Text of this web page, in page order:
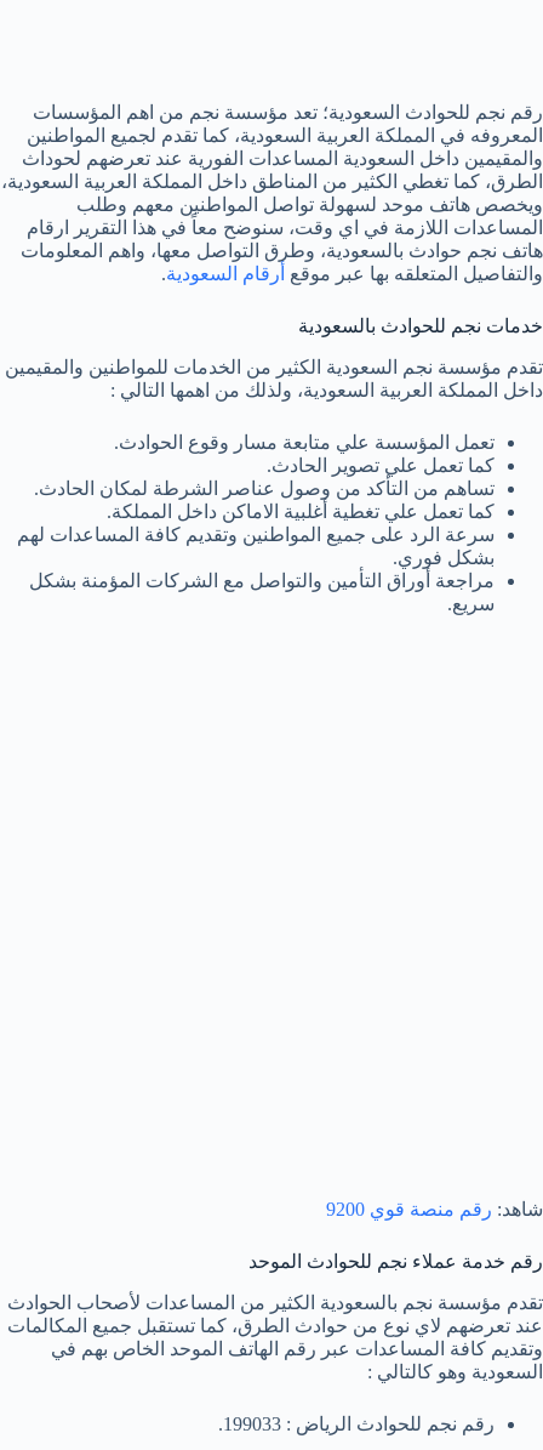
رقم نجم للحوادث السعودية؛ تعد مؤسسة نجم من اهم المؤسسات
المعروفه في المملكة العربية السعودية، كما تقدم لجميع المواطنين
والمقيمين داخل السعودية المساعدات الفورية عند تعرضهم لحوداث
الطرق، كما تغطي الكثير من المناطق داخل المملكة العربية السعودية،
ويخصص هاتف موحد لسهولة تواصل المواطنين معهم وطلب
المساعدات اللازمة في اي وقت، سنوضح معاً في هذا التقرير ارقام
هاتف نجم حوادث بالسعودية، وطرق التواصل معها، واهم المعلومات
والتفاصيل المتعلقه بها عبر موقع أرقام السعودية.
خدمات نجم للحوادث بالسعودية
تقدم مؤسسة نجم السعودية الكثير من الخدمات للمواطنين والمقيمين
داخل المملكة العربية السعودية، ولذلك من اهمها التالي :
تعمل المؤسسة علي متابعة مسار وقوع الحوادث.
كما تعمل علي تصوير الحادث.
تساهم من التأكد من وصول عناصر الشرطة لمكان الحادث.
كما تعمل علي تغطية أغلبية الاماكن داخل المملكة.
سرعة الرد على جميع المواطنين وتقديم كافة المساعدات لهم
بشكل فوري.
مراجعة أوراق التأمين والتواصل مع الشركات المؤمنة بشكل
سريع.
شاهد: رقم منصة قوي 9200
رقم خدمة عملاء نجم للحوادث الموحد
تقدم مؤسسة نجم بالسعودية الكثير من المساعدات لأصحاب الحوادث
عند تعرضهم لاي نوع من حوادث الطرق، كما تستقبل جميع المكالمات
وتقديم كافة المساعدات عبر رقم الهاتف الموحد الخاص بهم في
السعودية وهو كالتالي :
رقم نجم للحوادث الرياض : 199033.